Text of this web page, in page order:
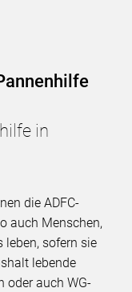
in
die ADFC-
auch Menschen,
leben, sofern sie
lebende
oder auch WG-